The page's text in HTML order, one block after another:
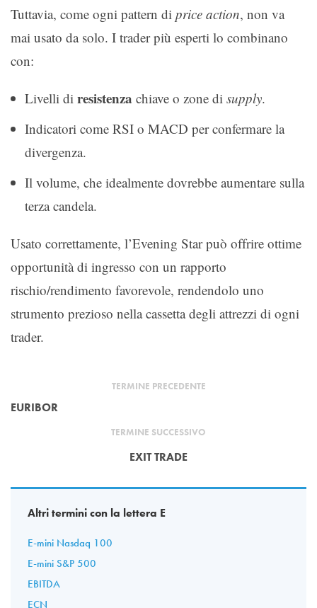
Tuttavia, come ogni pattern di price action, non va
mai usato da solo. I trader più esperti lo combinano
con:
Livelli di resistenza chiave o zone di supply.
Indicatori come RSI o MACD per confermare la
divergenza.
Il volume, che idealmente dovrebbe aumentare sulla
terza candela.
Usato correttamente, l’Evening Star può offrire ottime
opportunità di ingresso con un rapporto
rischio/rendimento favorevole, rendendolo uno
strumento prezioso nella cassetta degli attrezzi di ogni
trader.
TERMINE PRECEDENTE
EURIBOR
TERMINE SUCCESSIVO
EXIT TRADE
Altri termini con la lettera E
E-mini Nasdaq 100
E-mini S&P 500
EBITDA
ECN